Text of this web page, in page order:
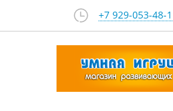
+7 929-053-48-